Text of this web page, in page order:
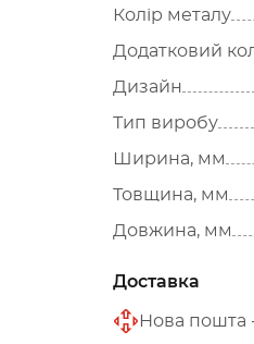
Колір металу
Додатковий
Дизайн
Тип виробу
Ширина, мм
Товщина, мм
Довжина, мм
Доставка
Нова пошта